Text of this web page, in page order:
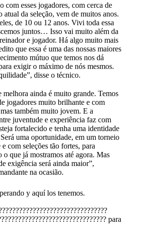
com esses jogadores, com cerca de
atual da seleção, vem de muitos anos.
de 10 ou 12 anos. Vivi toda essa
juntos… Isso vai muito além da
e jogador. Há algo muito mais
que essa é uma das nossas maiores
mútuo que temos nos dá
exigir o máximo de nós mesmos.
disse o técnico.
melhora ainda é muito grande. Temos
jogadores muito brilhante e com
também muito jovem. E a
juventude e experiência faz com
fortalecido e tenha uma identidade
uma oportunidade, em um torneio
com seleções tão fortes, para
o que já mostramos até agora. Mas
exigência será ainda maior”,
na ocasião.
y aquí los tenemos.
para